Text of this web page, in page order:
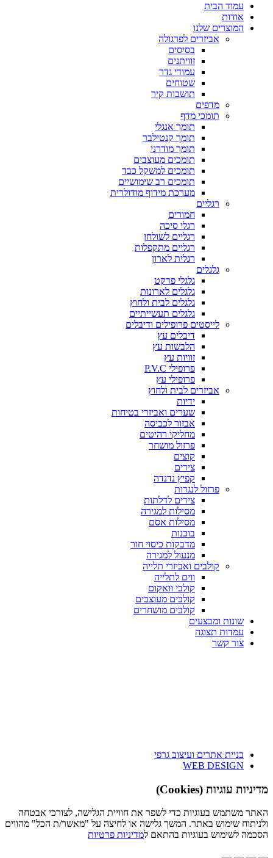
עמוד הבית
אודות
המוצרים שלנו
אביזרים לפרגולה
בסיסים
זוויתנים
עמודי גדר
שטוחים
תושבות קיר
מדפים
תומכי מדף
תומך אנגלי
תומך קנטילבר
תומך מודרני
תומכים מעוצבים
תומכים למשקל כבד
תומכים רב שימושיים
מערכת מידוף מודולרית
רגליים
חמורים
רגלי סיכה
רגליים לשולחן
רגליים מתקפלות
רגלית לארון
גלגלים
גלגלי פרקט
גלגלים לארונות
גלגלים לבית ולחוץ
גלגלים תעשייתיים
לייסטים פרופילים ודיבלים
דיבלים עץ
הלבשות עץ
זוויות עץ
פרופילי P.V.C
פרופילי עץ
אביזרים לבית ולחוץ
ידיות
שערים ואביזרי בטיחות
אבזור לכביסה
מחליקי רהיטים
פרזול מושחר
קוצים
צירים
קפיץ נדנדה
פרזול לנגרות
צירים לדלתות
מסילות למגירה
מסילות אסם
בוכנות
מדבקות כיסוי חור
מנעול למגירה
קולבים ואביזרי תלייה
ווים לתלייה
קולבי וואקום
קולבים מעוצבים
קולבים מושחרים
שונות ומבצעים
עמדות תצוגה
צור קשר
בניית אתרים ועיצוב גרפי
WEB DESIGN
מדיניות עוגיות (Cookies)
האתר משתמש בעוגיות כדי לשפר את חוויית הגלישה, לצורכי אבטחה
ולניתוח שימוש באתר. המשך גלישה או לחיצה על "מאשר/ת הכל" מהווים
הסכמה לשימוש בעוגיות בהתאם למדיניות פרטיות